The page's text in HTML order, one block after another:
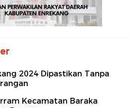
2024 Dipastikan Tanpa
Kecamatan Baraka